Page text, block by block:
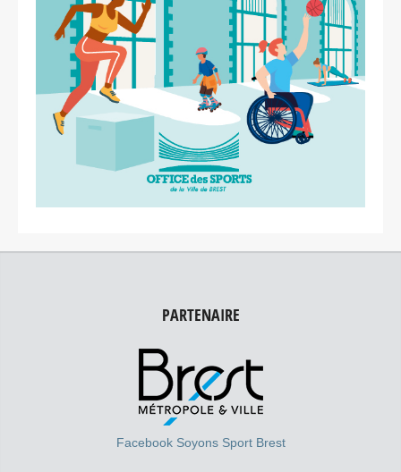
PARTENAIRE
Facebook Soyons Sport Brest